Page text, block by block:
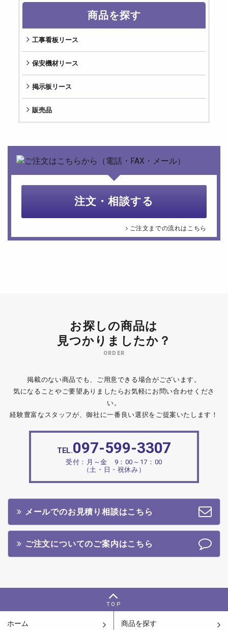
商品を探す
⼯事看板リース
保安機材リース
掲⽰板リース
販売品
注文・相談する
ご注文までの流れはこちら
お探しの商品は
見つかりましたか？
ORDER
掲載のない商品でも、ご用意できる場合がございます。
気になることやご要望ありましたらお気軽にお問い合わせくださ
い。
経験豊富なスタッフが、御社に一番良い選択をご提案いたします！
TEL.097-599-3307
受付：月～金 9：00～17：00
（土・日・祝休み）
メールでのお見積り相談はこちら
ご注文についてのご案内はこちら
TOP
ホーム 商品を探す